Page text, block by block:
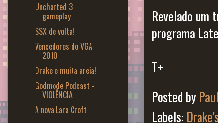
Revelado um
programa
T+
Posted by
Labels:
Uncharted 3
gameplay
SSX de volta!
Vencedores do VGA
2010
Drake e muita areia!
Godmode Podcast -
VIOLÊNCIA
A nova Lara Croft